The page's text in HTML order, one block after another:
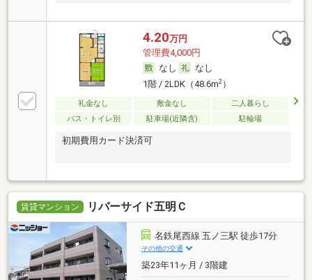
4.20万円
管理費4,000円
なし
なし
1階 / 2LDK（48.6m2）
礼金なし 敷金なし
二人暮らし
バス・トイレ別
駐車場(近隣含) 駐輪場
初期費用カード決済可
賃貸マンション リバーサイド五明Ｃ
名鉄尾西線 五ノ三駅 徒歩17分
その他の交通
築23年11ヶ月 / 3階建